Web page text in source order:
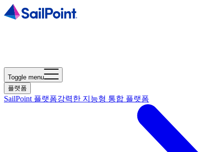
Toggle menu
플랫폼
SailPoint 플랫폼강력한 지능형 통합 플랫폼